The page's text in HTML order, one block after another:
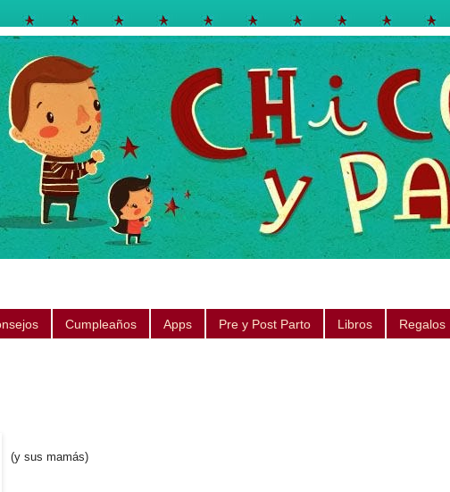
Cumpleaños Apps Pre y Post Parto Libros Regalos
(y sus mamás)